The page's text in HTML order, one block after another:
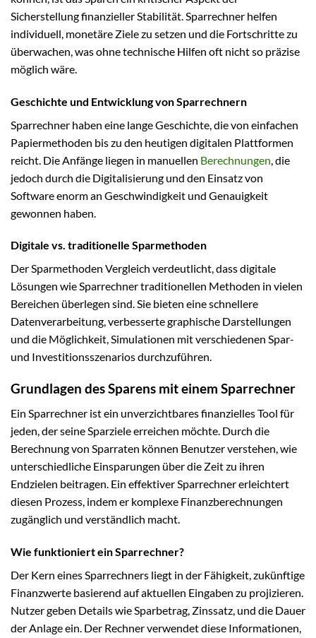
Sicherstellung finanzieller Stabilität. Sparrechner helfen
individuell, monetäre Ziele zu setzen und die Fortschritte zu
überwachen, was ohne technische Hilfen oft nicht so präzise
möglich wäre.
Geschichte und Entwicklung von Sparrechnern
Sparrechner haben eine lange Geschichte, die von einfachen
Papiermethoden bis zu den heutigen digitalen Plattformen
reicht. Die Anfänge liegen in manuellen Berechnungen , die
jedoch durch die Digitalisierung und den Einsatz von
Software enorm an Geschwindigkeit und Genauigkeit
gewonnen haben.
Digitale vs. traditionelle Sparmethoden
Der Sparmethoden Vergleich verdeutlicht, dass digitale
Lösungen wie Sparrechner traditionellen Methoden in vielen
Bereichen überlegen sind. Sie bieten eine schnellere
Datenverarbeitung, verbesserte graphische Darstellungen
und die Möglichkeit, Simulationen mit verschiedenen Spar-
und Investitionsszenarios durchzuführen.
Grundlagen des Sparens mit einem Sparrechner
Ein Sparrechner ist ein unverzichtbares finanzielles Tool für
jeden, der seine Sparziele erreichen möchte. Durch die
Berechnung von Sparraten können Benutzer verstehen, wie
unterschiedliche Einsparungen über die Zeit zu ihren
Endzielen beitragen. Ein effektiver Sparrechner erleichtert
diesen Prozess, indem er komplexe Finanzberechnungen
zugänglich und verständlich macht.
Wie funktioniert ein Sparrechner?
Der Kern eines Sparrechners liegt in der Fähigkeit, zukünftige
Finanzwerte basierend auf aktuellen Eingaben zu projizieren.
Nutzer geben Details wie Sparbetrag, Zinssatz, und die Dauer
der Anlage ein. Der Rechner verwendet diese Informationen,